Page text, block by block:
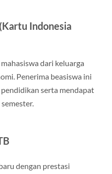
Indonesia
dari keluarga
Penerima beasiswa ini
serta mendapat
dengan prestasi